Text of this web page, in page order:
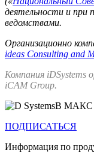
деятельности и при
ведомствами.
Организационно
ideas Consulting and
Компания iDSystems
iCAM Group.
В МАКС
ПОДПИСАТЬСЯ
Информация по